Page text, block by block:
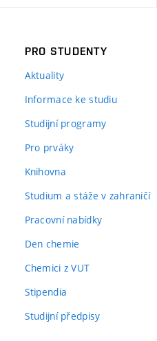
PRO STUDENTY
Aktuality
Informace ke studiu
Studijní programy
Pro prváky
Knihovna
Studium a stáže v zahraničí
Pracovní nabídky
Den chemie
Chemici z VUT
Stipendia
Studijní předpisy